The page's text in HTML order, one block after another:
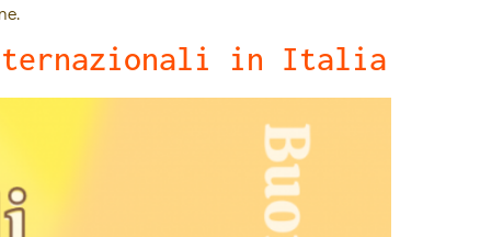
in Italia